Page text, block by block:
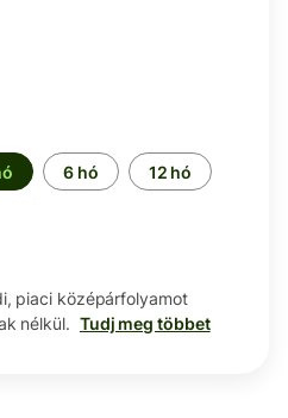
6 hó 12 hó
piaci középárfolyamot
nélkül. Tudj meg többet